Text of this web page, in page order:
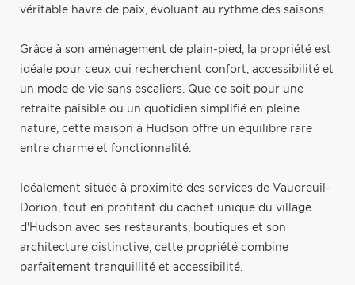
véritable havre de paix, évoluant au rythme des saisons.
Grâce à son aménagement de plain-pied, la propriété est
idéale pour ceux qui recherchent confort, accessibilité et
un mode de vie sans escaliers. Que ce soit pour une
retraite paisible ou un quotidien simplifié en pleine
nature, cette maison à Hudson offre un équilibre rare
entre charme et fonctionnalité.
Idéalement située à proximité des services de Vaudreuil-
Dorion, tout en profitant du cachet unique du village
d'Hudson avec ses restaurants, boutiques et son
architecture distinctive, cette propriété combine
parfaitement tranquillité et accessibilité.